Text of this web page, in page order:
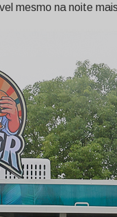
mesmo na noite